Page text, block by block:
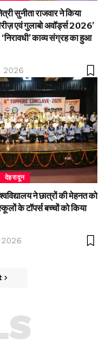
सुनीता राजवार ने किया
एवं गुलाबो अवॉर्ड्स 2026’
काव्य संग्रह का हुआ
2026
देहरादून
ने छात्रों की मेहनत को
के टॉपर्स बच्चों को किया
2026